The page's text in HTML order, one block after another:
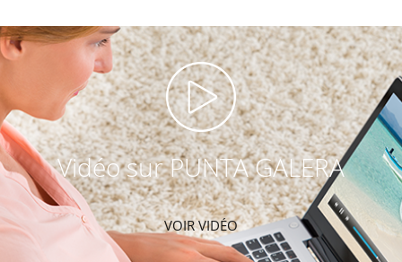
Vidéo sur PUNTA GALERA
VOIR VIDÉO